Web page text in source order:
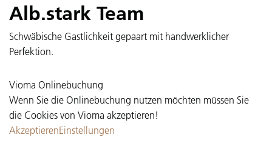
Alb.stark Team
Schwäbische Gastlichkeit gepaart mit handwerklicher
Perfektion.
Vioma Onlinebuchung
Wenn Sie die Onlinebuchung nutzen möchten müssen Sie
die Cookies von Vioma akzeptieren!
AkzeptierenEinstellungen